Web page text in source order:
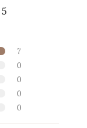
7
0
0
0
0